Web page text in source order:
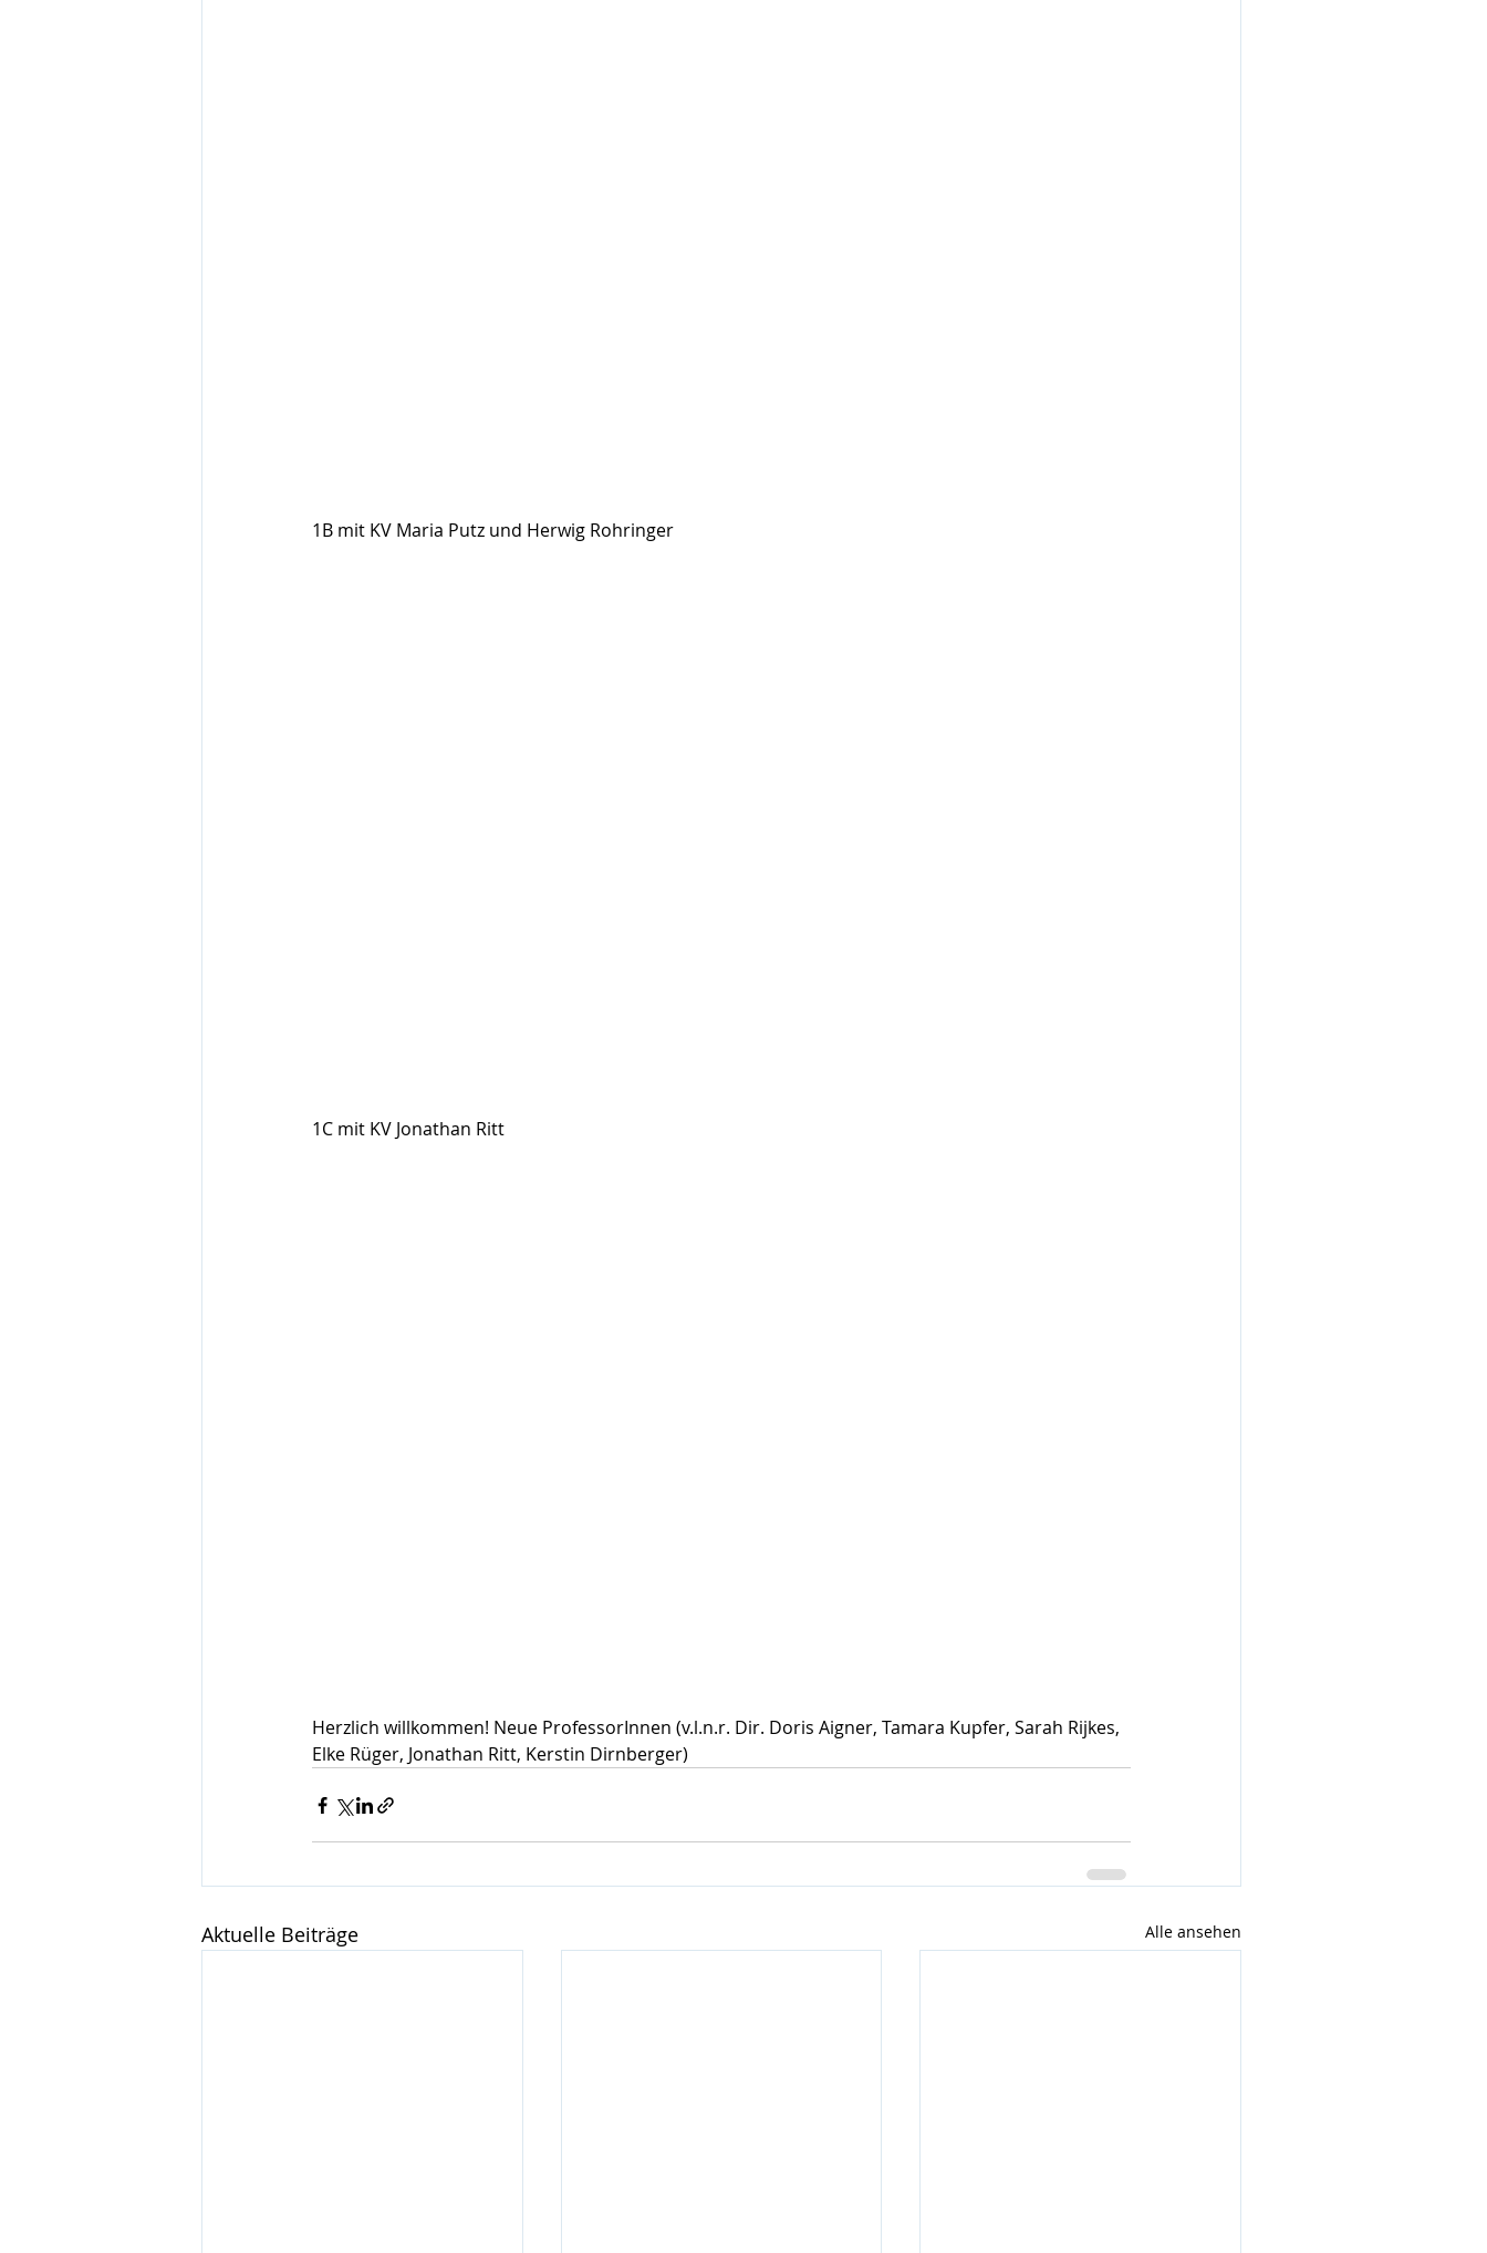
1B mit KV Maria Putz und Herwig Rohringer
1C mit KV Jonathan Ritt
Herzlich willkommen! Neue ProfessorInnen (v.l.n.r. Dir. Doris Aigner, Tamara Kupfer, Sarah Rijkes,
Elke Rüger, Jonathan Ritt, Kerstin Dirnberger)
Aktuelle Beiträge Alle ansehen